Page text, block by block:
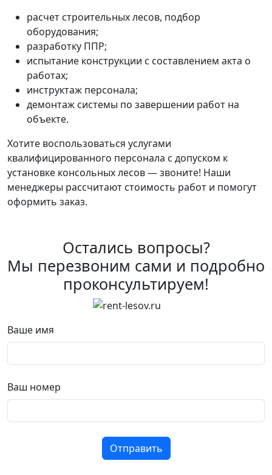
расчет строительных лесов, подбор
оборудования;
разработку ППР;
испытание конструкции с составлением акта о
работах;
инструктаж персонала;
демонтаж системы по завершении работ на
объекте.
Хотите воспользоваться услугами
квалифицированного персонала с допуском к
установке консольных лесов — звоните! Наши
менеджеры рассчитают стоимость работ и помогут
оформить заказ.
Остались вопросы?
Мы перезвоним сами и подробно
проконсультируем!
Ваше имя
Ваш номер